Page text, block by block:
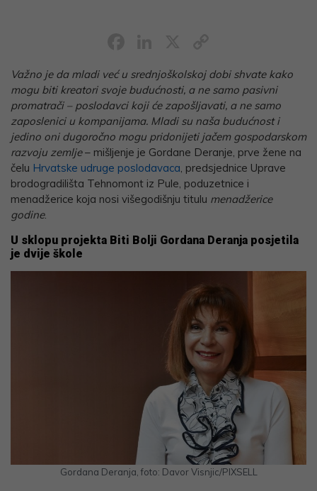
Link
Važno je da mladi već u srednjoškolskoj dobi shvate kako
mogu biti kreatori svoje budućnosti, a ne samo pasivni
promatrači – poslodavci koji će zapošljavati, a ne samo
zaposlenici u kompanijama. Mladi su naša budućnost i
jedino oni dugoročno mogu pridonijeti jačem gospodarskom
razvoju zemlje– mišljenje je Gordane Deranje, prve žene na
čelu Hrvatske udruge poslodavaca , predsjednice Uprave
brodogradilišta Tehnomont iz Pule, poduzetnice i
menadžerice koja nosi višegodišnju titulu menadžerice
godine.
U sklopu projekta Biti Bolji Gordana Deranja posjetila
je dvije škole
Gordana Deranja, foto: Davor Visnjic/PIXSELL